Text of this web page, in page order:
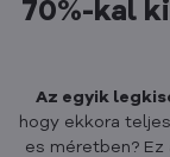
70%-kal
Az egyik
hogy ekkora
es méretben? Ez